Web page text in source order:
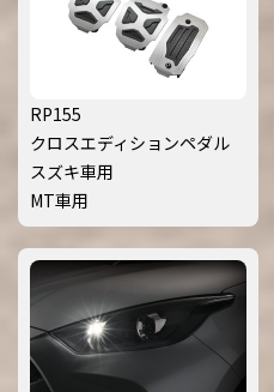
RP155
クロスエディションペダル
スズキ車用
MT車用